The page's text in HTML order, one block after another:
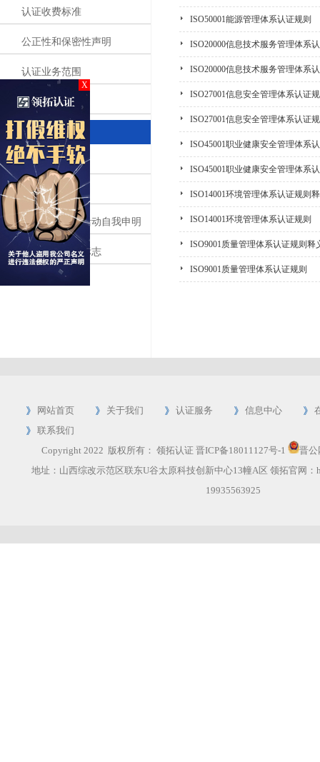
X
认证收费标准
公正性和保密性声明
认证业务范围
社会责任报告
认证实施规则
获证组织须知
证书样本
依法从事认证活动自我申明
领拓认证机构标志
ISO50001能源管理体系认证规则
ISO20000信息技术服务管理体系
ISO20000信息技术服务管理体系
ISO27001信息安全管理体系认证
ISO27001信息安全管理体系认证
ISO45001职业健康安全管理体系
ISO45001职业健康安全管理体系
ISO14001环境管理体系认证规则
ISO14001环境管理体系认证规则
ISO9001质量管理体系认证规则释
ISO9001质量管理体系认证规则
网站首页 关于我们 认证服务 信息中心
联系我们
Copyright 2022 版权所有： 领拓认证 晋ICP备18011127号-1
晋公
地址：山西综改示范区联东U谷太原科技创新中心13幢A区 领拓官网：
19935563925